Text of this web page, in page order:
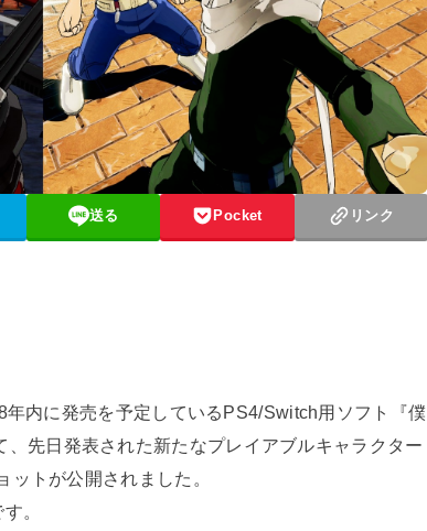
送る Pocket リンク
内に発売を予定しているPS4/Switch用ソフト『僕
先日発表された新たなプレイアブルキャラクター
ットが公開されました。
。